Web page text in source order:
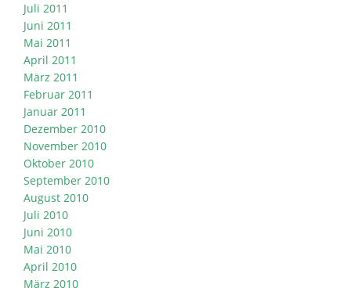
Juli 2011
Juni 2011
Mai 2011
April 2011
März 2011
Februar 2011
Januar 2011
Dezember 2010
November 2010
Oktober 2010
September 2010
August 2010
Juli 2010
Juni 2010
Mai 2010
April 2010
März 2010